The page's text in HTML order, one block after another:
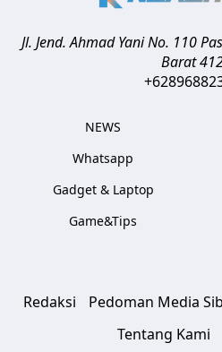
Jl. Jend. Ahmad Yani No. 110
Barat
NEWS
Whatsapp
Gadget & Laptop
Game&Tips
Redaksi Pedoman Media
Tentang Kami